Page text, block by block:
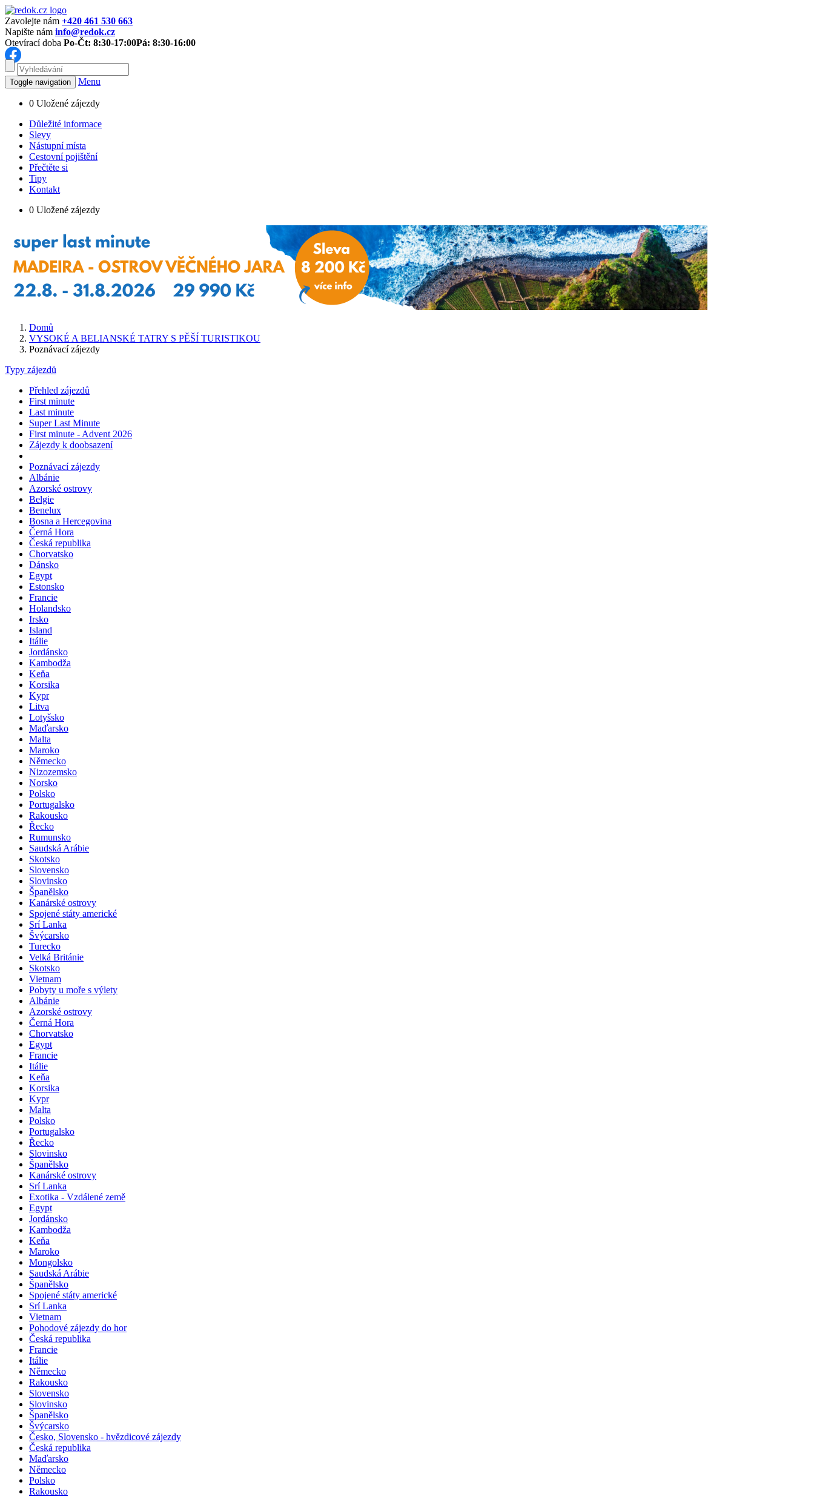
Zavolejte nám +420 461 530 663
Napište nám info@redok.cz
Otevírací doba Po-Čt: 8:30-17:00Pá: 8:30-16:00
Toggle navigation Menu
0 Uložené zájezdy
Důležité informace
Slevy
Nástupní místa
Cestovní pojištění
Přečtěte si
Tipy
Kontakt
0 Uložené zájezdy
Domů
VYSOKÉ A BELIANSKÉ TATRY S PĚŠÍ TURISTIKOU
Poznávací zájezdy
Typy zájezdů
Přehled zájezdů
First minute
Last minute
Super Last Minute
First minute - Advent 2026
Zájezdy k doobsazení
Poznávací zájezdy
Albánie
Azorské ostrovy
Belgie
Benelux
Bosna a Hercegovina
Černá Hora
Česká republika
Chorvatsko
Dánsko
Egypt
Estonsko
Francie
Holandsko
Irsko
Island
Itálie
Jordánsko
Kambodža
Keňa
Korsika
Kypr
Litva
Lotyšsko
Maďarsko
Malta
Maroko
Německo
Nizozemsko
Norsko
Polsko
Portugalsko
Rakousko
Řecko
Rumunsko
Saudská Arábie
Skotsko
Slovensko
Slovinsko
Španělsko
Kanárské ostrovy
Spojené státy americké
Srí Lanka
Švýcarsko
Turecko
Velká Británie
Skotsko
Vietnam
Pobyty u moře s výlety
Albánie
Azorské ostrovy
Černá Hora
Chorvatsko
Egypt
Francie
Itálie
Keňa
Korsika
Kypr
Malta
Polsko
Portugalsko
Řecko
Slovinsko
Španělsko
Kanárské ostrovy
Srí Lanka
Exotika - Vzdálené země
Egypt
Jordánsko
Kambodža
Keňa
Maroko
Mongolsko
Saudská Arábie
Španělsko
Spojené státy americké
Srí Lanka
Vietnam
Pohodové zájezdy do hor
Česká republika
Francie
Itálie
Německo
Rakousko
Slovensko
Slovinsko
Španělsko
Švýcarsko
Česko, Slovensko - hvězdicové zájezdy
Česká republika
Maďarsko
Německo
Polsko
Rakousko